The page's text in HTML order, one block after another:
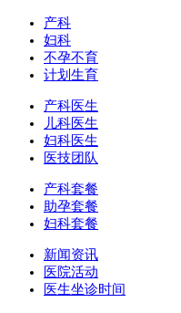
产科
妇科
不孕不育
计划生育
产科医生
儿科医生
妇科医生
医技团队
产科套餐
助孕套餐
妇科套餐
新闻资讯
医院活动
医生坐诊时间